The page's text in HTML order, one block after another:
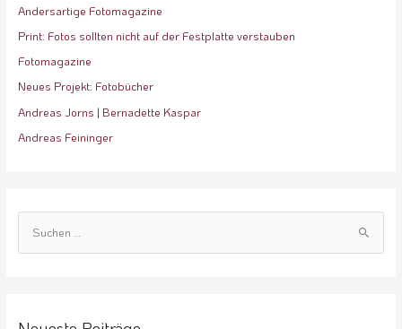
Andersartige Fotomagazine
Print: Fotos sollten nicht auf der Festplatte verstauben
Fotomagazine
Neues Projekt: Fotobücher
Andreas Jorns | Bernadette Kaspar
Andreas Feininger
u
e